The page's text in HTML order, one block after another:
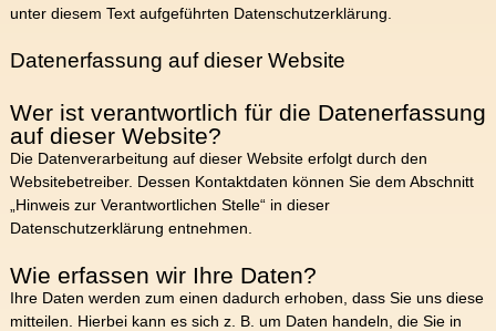
unter diesem Text aufgeführten Datenschutzerklärung.
Datenerfassung auf dieser Website
Wer ist verantwortlich für die Datenerfassung
auf dieser Website?
Die Datenverarbeitung auf dieser Website erfolgt durch den
Websitebetreiber. Dessen Kontaktdaten können Sie dem Abschnitt
„Hinweis zur Verantwortlichen Stelle“ in dieser
Datenschutzerklärung entnehmen.
Wie erfassen wir Ihre Daten?
Ihre Daten werden zum einen dadurch erhoben, dass Sie uns diese
mitteilen. Hierbei kann es sich z. B. um Daten handeln, die Sie in